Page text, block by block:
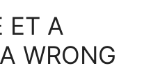
ET A
WRONG